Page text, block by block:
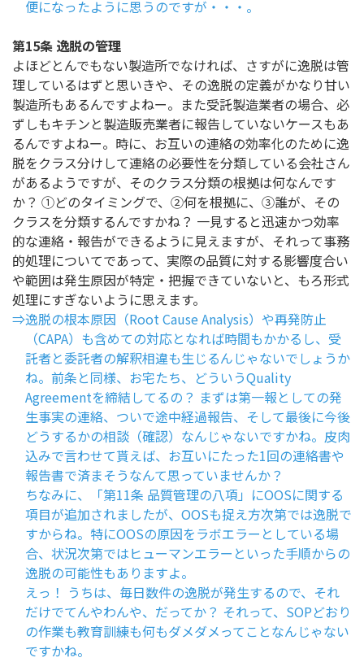
便になったように思うのですが・・・。
第15条 逸脱の管理
よほどとんでもない製造所でなければ、さすがに逸脱は管
理しているはずと思いきや、その逸脱の定義がかなり甘い
製造所もあるんですよねー。また受託製造業者の場合、必
ずしもキチンと製造販売業者に報告していないケースもあ
るんですよねー。時に、お互いの連絡の効率化のために逸
脱をクラス分けして連絡の必要性を分類している会社さん
があるようですが、そのクラス分類の根拠は何なんです
か？ ①どのタイミングで、②何を根拠に、③誰が、その
クラスを分類するんですかね？ 一見すると迅速かつ効率
的な連絡・報告ができるように見えますが、それって事務
的処理についてであって、実際の品質に対する影響度合い
や範囲は発生原因が特定・把握できていないと、もろ形式
処理にすぎないように思えます。
⇒逸脱の根本原因（Root Cause Analysis）や再発防止
（CAPA）も含めての対応となれば時間もかかるし、受
託者と委託者の解釈相違も生じるんじゃないでしょうか
ね。前条と同様、お宅たち、どういうQuality
Agreementを締結してるの？ まずは第一報としての発
生事実の連絡、ついで途中経過報告、そして最後に今後
どうするかの相談（確認）なんじゃないですかね。皮肉
込みで言わせて貰えば、お互いにたった1回の連絡書や
報告書で済まそうなんて思っていませんか？
ちなみに、「第11条 品質管理の八項」にOOSに関する
項目が追加されましたが、OOSも捉え方次第では逸脱で
すからね。特にOOSの原因をラボエラーとしている場
合、状況次第ではヒューマンエラーといった手順からの
逸脱の可能性もありますよ。
えっ！ うちは、毎日数件の逸脱が発生するので、それ
だけでてんやわんや、だってか？ それって、SOPどおり
の作業も教育訓練も何もダメダメってことなんじゃない
ですかね。